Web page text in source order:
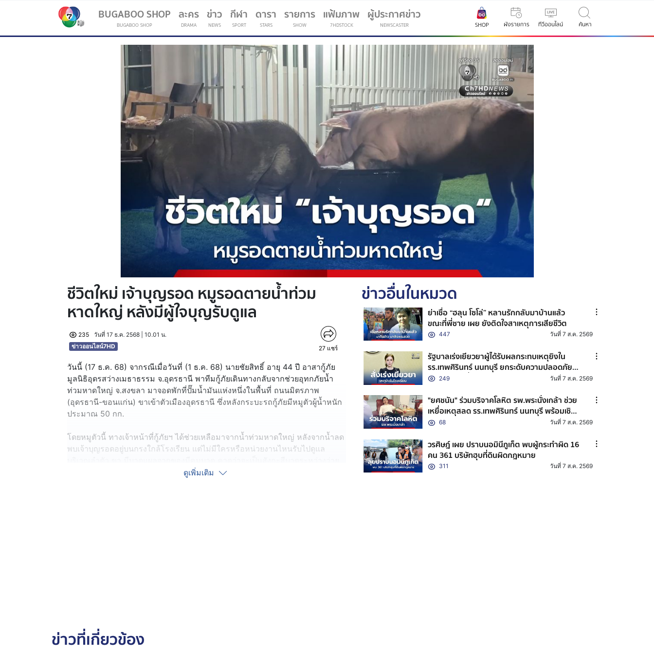
BUGABOO SHOP
BUGABOO SHOP
ละคร
DRAMA
ข่าว
NEWS
กีฬา
SPORT
(current)
ดารา
STARS
รายการ
SHOW
แฟ้มภาพ
7HDSTOCK
ผู้ประกาศข่าว
NEWSCASTER SHOP ผังรายการ ทีวีออนไลน์ ค้นหา
ชีวิตใหม่ เจ้าบุญรอด หมูรอดตายน้ำท่วม
หาดใหญ่ หลังมีผู้ใจบุญรับดูแล
235
วันที่ 17 ธ.ค. 2568 | 10.01 น.
ข่าวออนไลน์7HD
27 แชร์
วันนี้ (17 ธ.ค. 68) จากรณีเมื่อวันที่ (1 ธ.ค. 68) นายชัยสิทธิ์ อายุ 44 ปี อาสากู้ภัย
มูลนิธิอุดรสว่างเมธาธรรม จ.อุดรธานี พาทีมกู้ภัยเดินทางกลับจากช่วยอุทกภัยน้ำ
ท่วมหาดใหญ่ จ.สงขลา มาจอดพักที่ปั๊มน้ำมันแห่งหนึ่งในพื้นที่ ถนนมิตรภาพ
(อุดรธานี-ขอนแก่น) ขาเข้าตัวเมืองอุดรธานี ซึ่งหลังกระบะรถกู้ภัยมีหมูตัวผู้น้ำหนัก
ประมาณ 50 กก.
โดยหมูตัวนี้ ทางเจ้าหน้าที่กู้ภัยฯ ได้ช่วยเหลือมาจากน้ำท่วมหาดใหญ่ หลังจากน้ำลด
พบเจ้าบุญรอดอยู่บนกรงใกล้โรงเรียน แต่ไม่มีใครหรือหน่วยงานไหนรับไปดูแล
น้ำเอาตัวรอด ด้วยความสงสารจึงนำกลับมาเลี้ยงที่ จ.อุดรธานี ด้วยระยะทาง 1,600
โดย ดร.พรทิพา บอกว่าวันแรกที่หน่วยกู้ภัยนำตัว "เจ้าบุญรอด" มาส่งให้ พบว่าตาม
ลำตัวยังมีบาดแผล ก็เฝ้าทายารักษาจนวันนี้รอยแผลค่อย ๆ สมานกันแล้ว
ดูเพิ่มเติม
ข่าวอื่นในหมวด
ย่าเชื่อ “ฮลุน โซโล่” หลานรักกลับมาบ้านแล้ว
ขณะที่พี่ชาย เผย ยังติดใจสาเหตุการเสียชีวิต
447 วันที่ 7 ส.ค. 2569
รัฐบาลเร่งเยียวยาผู้ได้รับผลกระทบเหตุยิงใน
รร.เทพศิรินทร์ นนทบุรี ยกระดับความปลอดภัย
สถานศึกษาทั่วประเทศ
249 วันที่ 7 ส.ค. 2569
"ยศชนัน" ร่วมบริจาคโลหิต รพ.พระนั่งเกล้า ช่วย
เหยื่อเหตุสลด รร.เทพศิรินทร์ นนทบุรี พร้อมเชิญ
ชวน ปชช. ร่วมต่อลมหายใจผู้บาดเจ็บ
68 วันที่ 7 ส.ค. 2569
วรศิษฎ์ เผย ปราบนอมินีภูเก็ต พบผู้กระทำผิด 16
คน 361 บริษัทฮุบที่ดินผิดกฎหมาย
311 วันที่ 7 ส.ค. 2569
ข่าวที่เกี่ยวข้อง